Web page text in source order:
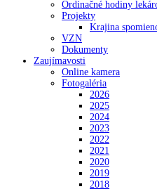
Ordinačné hodiny
Projekty
Krajina
VZN
Dokumenty
Zaujímavosti
Online kamera
Fotogaléria
2026
2025
2024
2023
2022
2021
2020
2019
2018